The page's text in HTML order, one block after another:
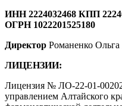
ИНН 2224032468 КПП
ОГРН 1022201525180
Директор Романенко Ольга
ЛИЦЕНЗИИ:
Лицензия № ЛО-22-01-
управлением Алтайского